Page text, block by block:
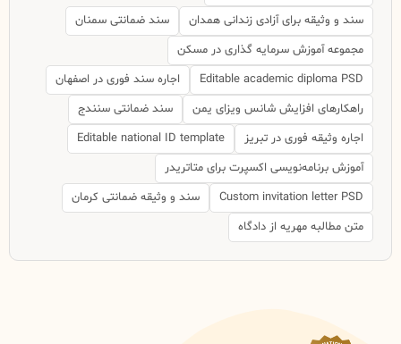
سند و وثیقه برای آزادی زندانی همدان
سند ضمانتی سمنان
مجموعه آموزش سرمایه گذاری در مسکن
Editable academic diploma PSD
اجاره سند فوری در اصفهان
راهکارهای افزایش شانس ویزای یمن
سند ضمانتی سنندج
اجاره وثیقه فوری در تبریز
Editable national ID template
آموزش برنامه‌نویسی اکسپرت برای متاتریدر
Custom invitation letter PSD
سند و وثیقه ضمانتی کرمان
متن مطالبه مهریه از دادگاه